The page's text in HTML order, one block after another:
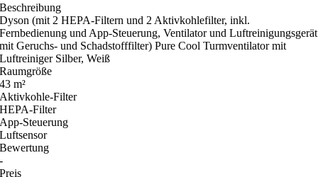
Beschreibung
Dyson (mit 2 HEPA-Filtern und 2 Aktivkohlefilter, inkl.
Fernbedienung und App-Steuerung, Ventilator und Luftreinigungsgerät
mit Geruchs- und Schadstofffilter) Pure Cool Turmventilator mit
Luftreiniger Silber, Weiß
Raumgröße
43 m²
Aktivkohle-Filter
HEPA-Filter
App-Steuerung
Luftsensor
Bewertung
-
Preis